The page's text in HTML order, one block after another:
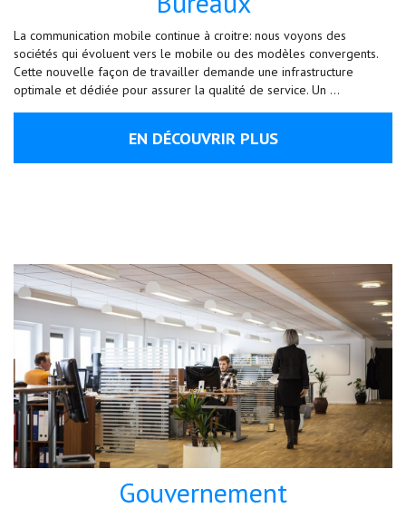
La communication mobile continue à croitre: nous voyons des
sociétés qui évoluent vers le mobile ou des modèles convergents.
Cette nouvelle façon de travailler demande une infrastructure
optimale et dédiée pour assurer la qualité de service. Un …
EN DÉCOUVRIR PLUS
Gouvernement